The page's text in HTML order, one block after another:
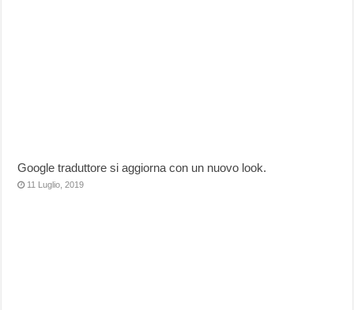
Google traduttore si aggiorna con un nuovo look.
11 Luglio, 2019